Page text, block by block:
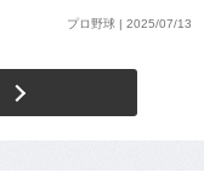
プロ野球 | 2025/07/13